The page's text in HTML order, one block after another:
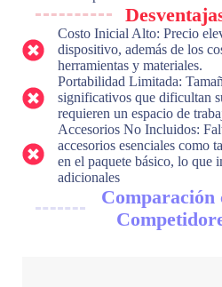
Costo Inicial Alto: Precio
dispositivo, además de los
herramientas y materiales.
Portabilidad Limitada:
significativos que dificultan
requieren un espacio de
Accesorios No Incluidos:
accesorios esenciales como
en el paquete básico, lo que
adicionales​
Comparación